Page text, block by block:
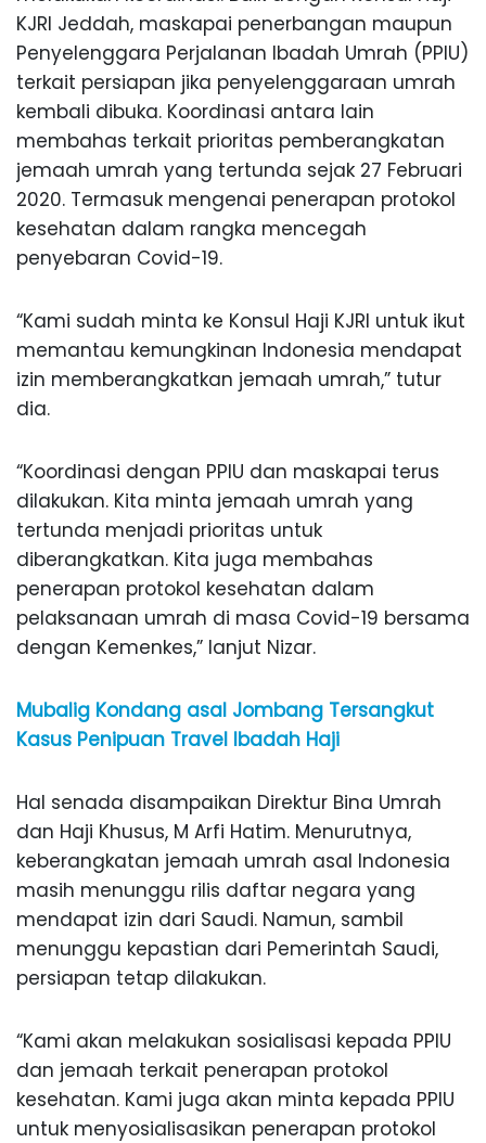
KJRI Jeddah, maskapai penerbangan maupun
Penyelenggara Perjalanan Ibadah Umrah (PPIU)
terkait persiapan jika penyelenggaraan umrah
kembali dibuka. Koordinasi antara lain
membahas terkait prioritas pemberangkatan
jemaah umrah yang tertunda sejak 27 Februari
2020. Termasuk mengenai penerapan protokol
kesehatan dalam rangka mencegah
penyebaran Covid-19.
“Kami sudah minta ke Konsul Haji KJRI untuk ikut
memantau kemungkinan Indonesia mendapat
izin memberangkatkan jemaah umrah,” tutur
dia.
“Koordinasi dengan PPIU dan maskapai terus
dilakukan. Kita minta jemaah umrah yang
tertunda menjadi prioritas untuk
diberangkatkan. Kita juga membahas
penerapan protokol kesehatan dalam
pelaksanaan umrah di masa Covid-19 bersama
dengan Kemenkes,” lanjut Nizar.
Mubalig Kondang asal Jombang Tersangkut
Kasus Penipuan Travel Ibadah Haji
Hal senada disampaikan Direktur Bina Umrah
dan Haji Khusus, M Arfi Hatim. Menurutnya,
keberangkatan jemaah umrah asal Indonesia
masih menunggu rilis daftar negara yang
mendapat izin dari Saudi. Namun, sambil
menunggu kepastian dari Pemerintah Saudi,
persiapan tetap dilakukan.
“Kami akan melakukan sosialisasi kepada PPIU
dan jemaah terkait penerapan protokol
kesehatan. Kami juga akan minta kepada PPIU
untuk menyosialisasikan penerapan protokol